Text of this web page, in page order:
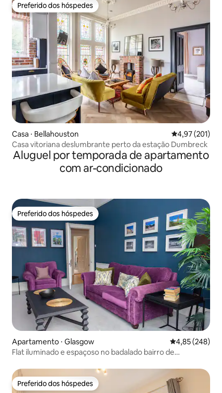
Preferido dos hóspedes
Preferido dos hóspedes
Casa ⋅ Bellahouston 4,97 de uma
4,97 (201)
Casa vitoriana deslumbrante perto da estação Dumbreck
Aluguel por temporada de apartamento
com ar-condicionado
Preferido dos hóspedes
Preferido dos hóspedes
Apartamento ⋅ Glasgow 4,85 de uma
4,85 (248)
Flat iluminado e espaçoso no badalado bairro de
Preferido dos hóspedes
Preferido dos hóspedes